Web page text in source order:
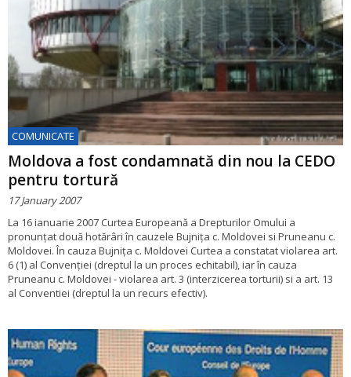
COMUNICATE
Moldova a fost condamnată din nou la CEDO
pentru tortură
17 January 2007
La 16 ianuarie 2007 Curtea Europeană a Drepturilor Omului a
pronunțat două hotărâri în cauzele Bujnița c. Moldovei si Pruneanu c.
Moldovei. În cauza Bujnița c. Moldovei Curtea a constatat violarea art.
6 (1) al Convenției (dreptul la un proces echitabil), iar în cauza
Pruneanu c. Moldovei - violarea art. 3 (interzicerea torturii) si a art. 13
al Conventiei (dreptul la un recurs efectiv).